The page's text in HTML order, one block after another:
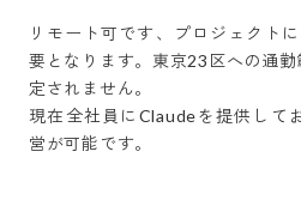
リモート可です、プロジェクト
要となります。東京23区への通
定されません。
現在全社員にClaudeを提供して
営が可能です。